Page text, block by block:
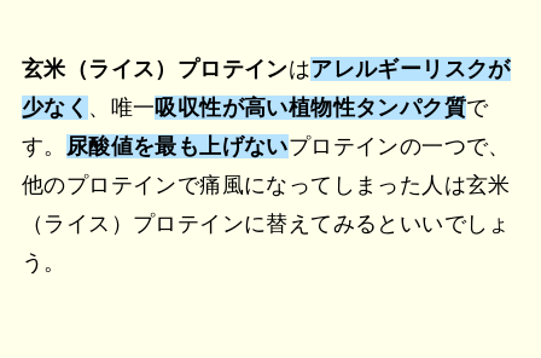
玄米（ライス）プロテインはアレルギーリスクが
少なく 、唯一吸収性が高い植物性タンパク質で
す。
尿酸値を最も上げないプロテインの一つで、
他のプロテインで痛風になってしまった人は玄米
（ライス）プロテインに替えてみるといいでしょ
う。